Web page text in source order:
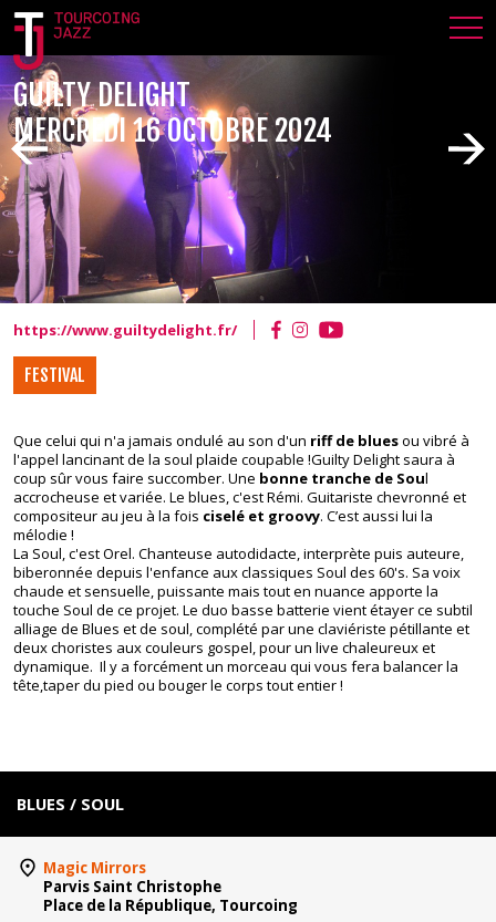
GUILTY DELIGHT
MERCREDI 16 OCTOBRE 2024
https://www.guiltydelight.fr/
FESTIVAL
Que celui qui n'a jamais ondulé au son d'un riff de bluesou vibré à
l'appel lancinant de la soul plaide coupable !Guilty Delight saura à
coup sûr vous faire succomber. Une bonne tranche de Soul
accrocheuse et variée. Le blues, c'est Rémi. Guitariste chevronné et
compositeur au jeu à la fois ciselé et groovy. C’est aussi lui la
mélodie !
La Soul, c'est Orel. Chanteuse autodidacte, interprète puis auteure,
biberonnée depuis l'enfance aux classiques Soul des 60's. Sa voix
chaude et sensuelle, puissante mais tout en nuance apporte la
touche Soul de ce projet. Le duo basse batterie vient étayer ce subtil
alliage de Blues et de soul, complété par une claviériste pétillante et
deux choristes aux couleurs gospel, pour un live chaleureux et
dynamique. Il y a forcément un morceau qui vous fera balancer la
tête,taper du pied ou bouger le corps tout entier !
BLUES / SOUL
Magic Mirrors
Parvis Saint Christophe
Place de la République, Tourcoing